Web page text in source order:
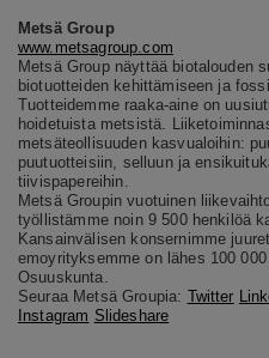
Metsä Group
www.metsagroup.com
Metsä Group näyttää biotalouden
biotuotteiden kehittämiseen ja
Tuotteidemme raaka-aine on
hoidetuista metsistä.
metsäteollisuuden kasvualoihin:
puutuotteisiin, selluun ja
tiivispapereihin.
Metsä Groupin vuotuinen
työllistämme noin 9 500 henkilöä
Kansainvälisen konsernimme
emoyrityksemme on lähes 100
Osuuskunta.
Seuraa Metsä Groupia: Twitter
Instagram Slideshare